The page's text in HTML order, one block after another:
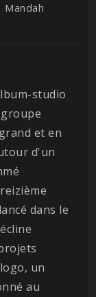
Mandah
studio
et en
d'un
dans le
un
au